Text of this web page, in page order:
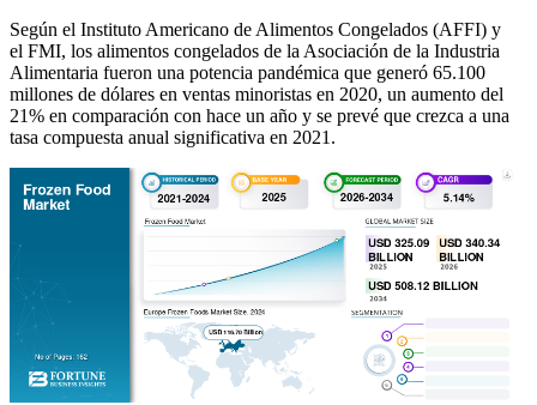
Según el Instituto Americano de Alimentos Congelados (AFFI) y
el FMI, los alimentos congelados de la Asociación de la Industria
Alimentaria fueron una potencia pandémica que generó 65.100
millones de dólares en ventas minoristas en 2020, un aumento del
21% en comparación con hace un año y se prevé que crezca a una
tasa compuesta anual significativa en 2021.